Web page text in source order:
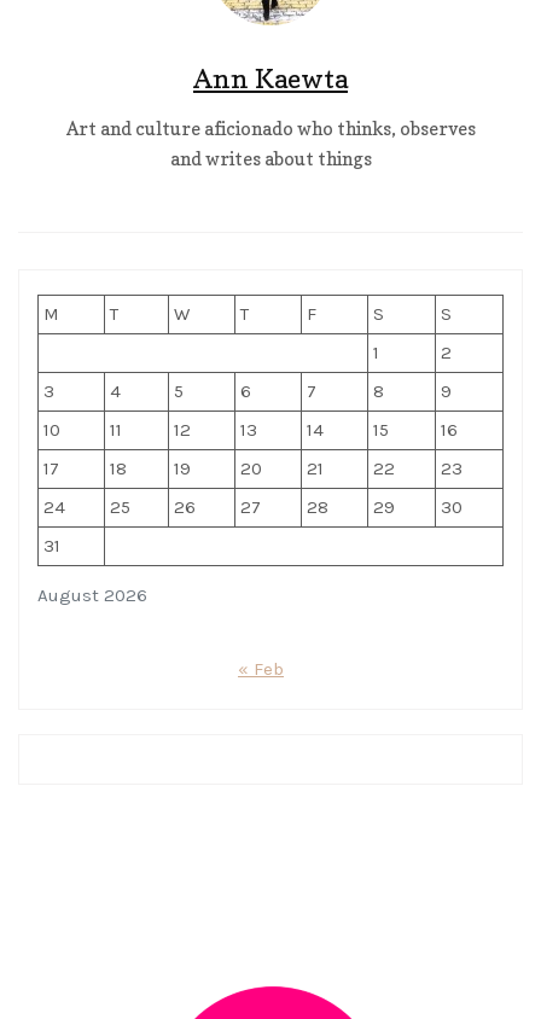
Ann Kaewta
Art and culture aficionado who thinks, observes
and writes about things
August 2026
M T W T F S
S
1
2
3
4 5 6 7 8
9
10
11 12 13 14 15
16
17
18 19 20 21 22
23
24
25 26 27 28 29
30
31
« Feb